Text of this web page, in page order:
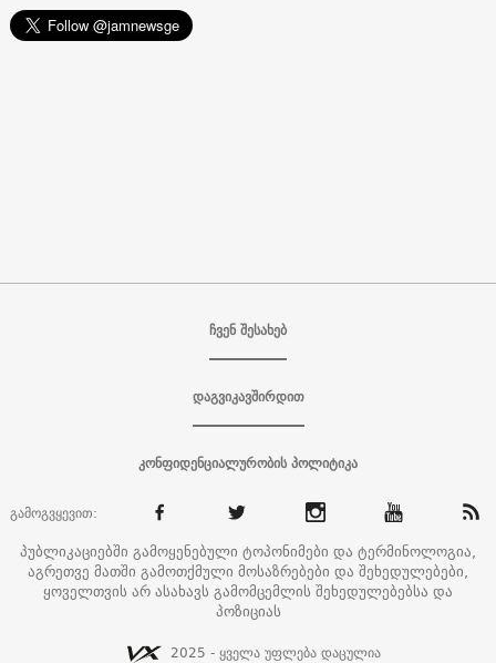
ჩვენ შესახებ
დაგვიკავშირდით
კონფიდენციალურობის პოლიტიკა
გამოგვყევით:
პუბლიკაციებში გამოყენებული ტოპონიმები და ტერმინოლოგია,
აგრეთვე მათში გამოთქმული მოსაზრებები და შეხედულებები,
ყოველთვის არ ასახავს გამომცემლის შეხედულებებსა და
პოზიციას
2025 - ყველა უფლება დაცულია